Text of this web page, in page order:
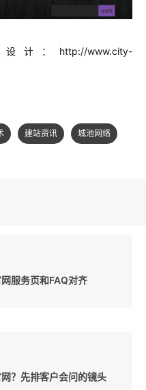
：http://www.city-
建站资讯
城池网络
服务页和FAQ对齐
？先排客户会问的镜头